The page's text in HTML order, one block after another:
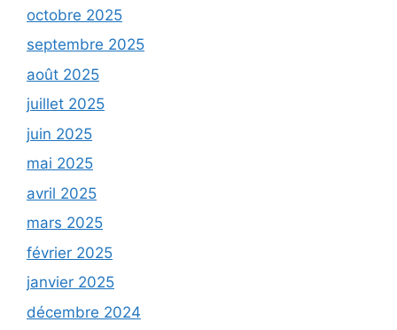
octobre 2025
septembre 2025
août 2025
juillet 2025
juin 2025
mai 2025
avril 2025
mars 2025
février 2025
janvier 2025
décembre 2024